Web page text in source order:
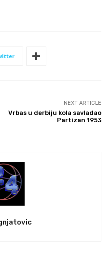
NEXT ARTICLE
Vrbas u derbiju kola savladao
Partizan 1953